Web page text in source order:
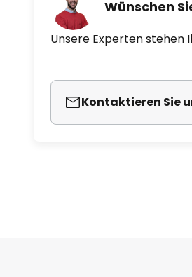
Wünschen
Unsere Experten stehen
Kontaktieren Sie